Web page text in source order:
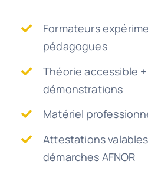
Formateurs
pédagogues
Théorie accessible
démonstrations
Matériel
Attestations
démarches AFNOR